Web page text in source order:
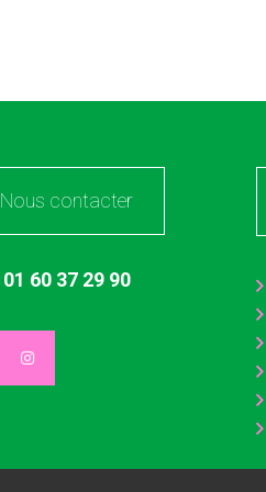
Nous contacter
01 60 37 29 90